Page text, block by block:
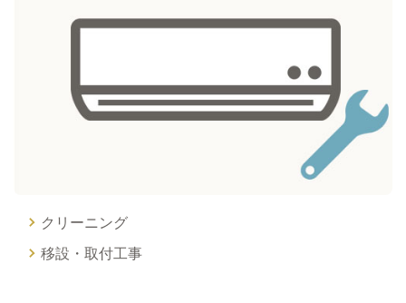
クリーニング
移設・取付工事